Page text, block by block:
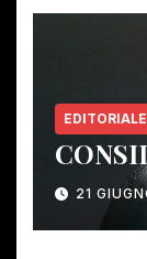
EDITORIALE
21